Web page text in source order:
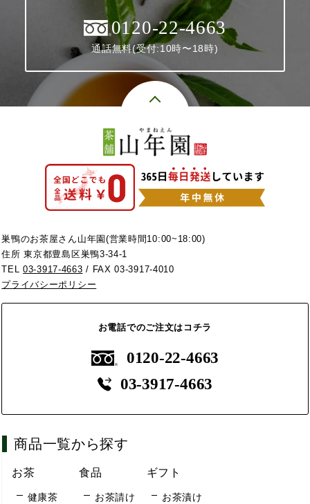
0120-22-4663
通話無料(受付:10時〜18時)
巣鴨のお茶屋さん山年園(営業時間10:00~18:00)
住所 東京都豊島区巣鴨3-34-1
TEL03-3917-4663 / FAX 03-3917-4010
プライバシーポリシー
お電話でのご注文はコチラ
0120-22-4663
03-3917-4663
商品一覧から探す
お茶
健康茶
食品
お茶請け
ギフト
お茶漬け